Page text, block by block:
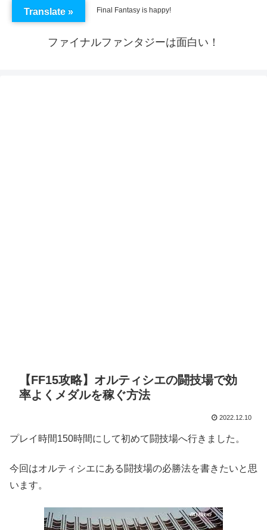
Final Fantasy is happy!
ファイナルファンタジーは面白い！
【FF15攻略】オルティシエの闘技場で効
率よくメダルを稼ぐ方法
2022.12.10
プレイ時間150時間にして初めて闘技場へ行きました。
今回はオルティシエにある闘技場の必勝法を書きたいと思
います。
Translate »